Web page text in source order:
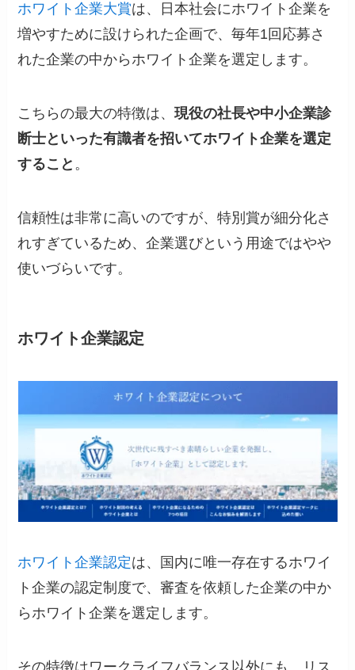
ホワイト企業大賞は、日本社会にホワイト企業を
増やすために設けられた企画で、毎年1回応募さ
れた企業の中からホワイト企業を選定します。
こちらの最大の特徴は、現役の社長や中小企業診
断士といった有識者を招いてホワイト企業を選定
すること 。
信頼性は非常に高いのですが、特別賞が細分化さ
れすぎているため、企業選びという用途ではやや
使いづらいです。
ホワイト企業認定
ホワイト企業認定は、国内に唯一存在するホワイ
ト企業の認定制度で、審査を依頼した企業の中か
らホワイト企業を選定します。